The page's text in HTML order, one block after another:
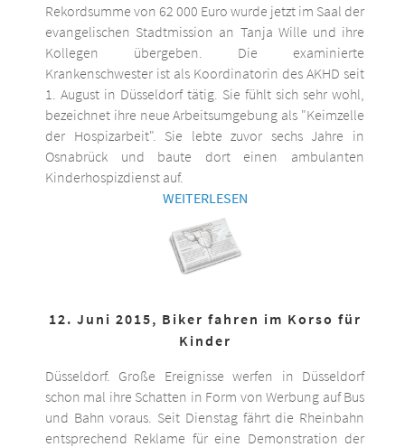
Rekordsumme von 62 000 Euro wurde jetzt im Saal der
evangelischen Stadtmission an Tanja Wille und ihre
Kollegen übergeben. Die examinierte
Krankenschwester ist als Koordinatorin des AKHD seit
1. August in Düsseldorf tätig. Sie fühlt sich sehr wohl,
bezeichnet ihre neue Arbeitsumgebung als "Keimzelle
der Hospizarbeit". Sie lebte zuvor sechs Jahre in
Osnabrück und baute dort einen ambulanten
Kinderhospizdienst auf.
WEITERLESEN
12. Juni 2015, Biker fahren im Korso für
Kinder
Düsseldorf. Große Ereignisse werfen in Düsseldorf
schon mal ihre Schatten in Form von Werbung auf Bus
und Bahn voraus. Seit Dienstag fährt die Rheinbahn
entsprechend Reklame für eine Demonstration der